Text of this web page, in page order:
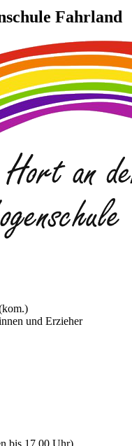
Fahrland
und Erzieher